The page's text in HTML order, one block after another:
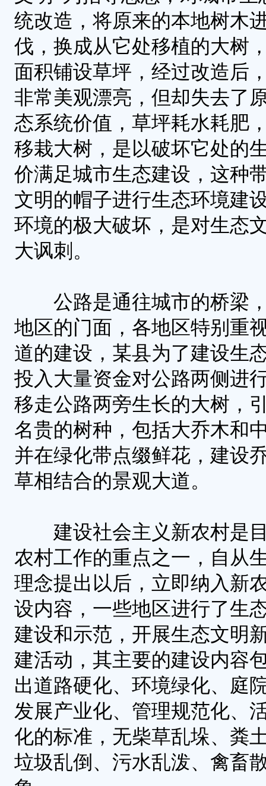
统改造，将原来的本地树木
伐，换成从它处移植的大树
面积铺设草坪，经过改造后
非常美观漂亮，但却失去了
态系统价值，草坪耗水耗肥
移栽大树，是以破坏它处的
价满足城市生态建设，这种
文明的帽子进行生态环境建
环境的极大破坏，是对生态
大讽刺。
公路是通往城市的桥梁
地区的门面，各地区特别重
道的建设，某县为了建设生
投入大量资金对公路两侧进
移走公路两旁生长的大树，
名贵的树种，包括大乔木和
并在绿化带点缀鲜花，建设
草相结合的景观大道。
建设社会主义新农村是
农村工作的重点之一，自从
理念提出以后，立即纳入新
设内容，一些地区进行了生
建设和示范，开展生态文明
建活动，其主要的建设内容
出道路硬化、环境绿化、庭
发展产业化、管理规范化、
化的标准，无柴草乱垛、粪
垃圾乱倒、污水乱泼、禽畜